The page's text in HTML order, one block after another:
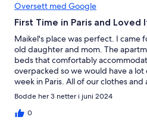
Oversett med Google
First Time in Paris and Loved
Maikel's place was perfect. I came
old daughter and mom. The
beds that comfortably
overpacked so we would have a
week in Paris. All of our clothes
There was ample space, shelves,
and a small ironing board was a
throughout the space. (Bring a
Bodde her 3 netter i juni 2024
0